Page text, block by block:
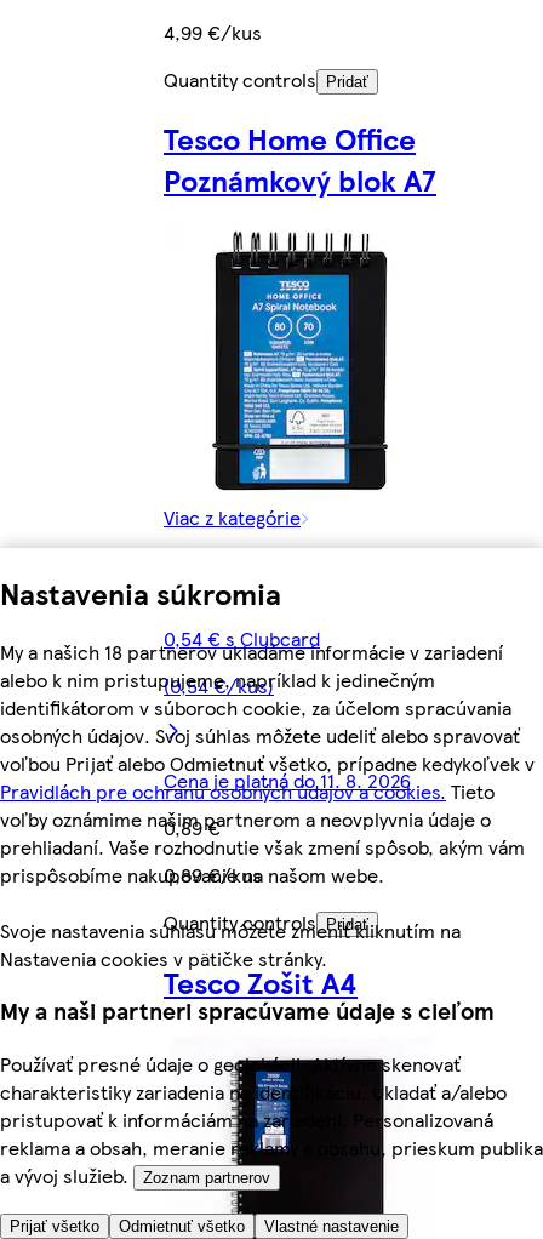
Nastavenia súkromia
My a našich 18 partnerov ukladáme informácie v zariadení
alebo k nim pristupujeme, napríklad k jedinečným
identifikátorom v súboroch cookie, za účelom spracúvania
osobných údajov. Svoj súhlas môžete udeliť alebo spravovať
voľbou Prijať alebo Odmietnuť všetko, prípadne kedykoľvek v
Pravidlách pre ochranu osobných údajov a cookies. Tieto
voľby oznámime našim partnerom a neovplyvnia údaje o
prehliadaní. Vaše rozhodnutie však zmení spôsob, akým vám
prispôsobíme nakupovanie na našom webe.
Svoje nastavenia súhlasu môžete zmeniť kliknutím na
Nastavenia cookies v pätičke stránky.
My a naši partneri spracúvame údaje s cieľom
Používať presné údaje o geolokácii. Aktívne skenovať
charakteristiky zariadenia na identifikáciu. Ukladať a/alebo
pristupovať k informáciám na zariadení. Personalizovaná
reklama a obsah, meranie reklamy a obsahu, prieskum publika
a vývoj služieb.
Zoznam partnerov
Prijať všetko Odmietnuť všetko Vlastné nastavenie
4,99 €/kus
Quantity controls
Pridať
Tesco Home Office
Poznámkový blok A7
Viac z kategórie
0,54 € s Clubcard
(0,54 €/kus)
Cena je platná do 11. 8. 2026
0,89 €
0,89 €/kus
Quantity controls
Pridať
Tesco Zošit A4